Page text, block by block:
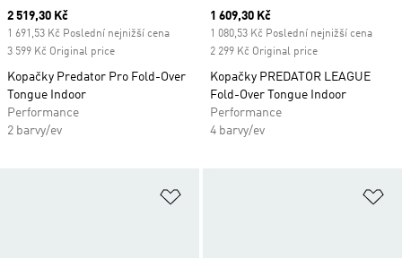
Current price
2 519,30 Kč
1 691,53 Kč Poslední nejnižší cena
3 599 Kč Original price
Kopačky Predator Pro Fold-Over
Tongue Indoor
Performance
2 barvy/ev
Current price
1 609,30 Kč
1 080,53 Kč Poslední nejnižší cena
2 299 Kč Original price
Kopačky PREDATOR LEAGUE
Fold-Over Tongue Indoor
Performance
4 barvy/ev